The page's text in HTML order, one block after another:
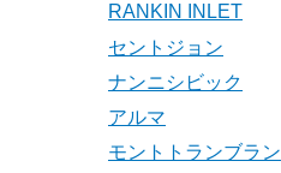
RANKIN INLET
セントジョン
ナンニシビック
アルマ
モントトランブラン